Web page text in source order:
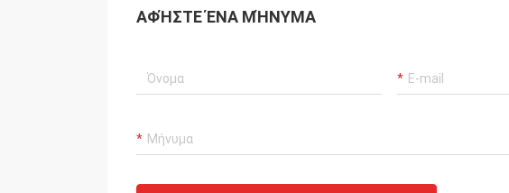
ΑΦΉΣΤΕ ΈΝΑ ΜΉΝΥΜΑ